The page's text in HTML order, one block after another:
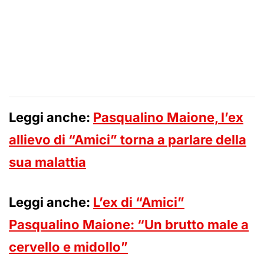
Leggi anche: Pasqualino Maione, l’ex
allievo di “Amici” torna a parlare della
sua malattia
Leggi anche: L’ex di “Amici”
Pasqualino Maione: “Un brutto male a
cervello e midollo”